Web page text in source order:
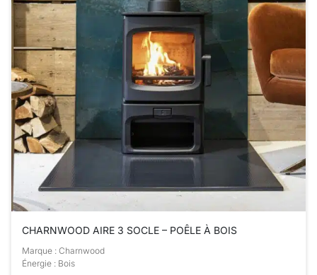
CHARNWOOD AIRE 3 SOCLE – POÊLE À BOIS
Marque : Charnwood
Énergie : Bois